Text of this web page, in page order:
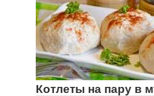
Котлеты на пару в